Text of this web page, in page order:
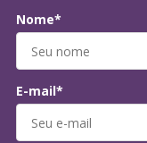
Nome*
E-mail*